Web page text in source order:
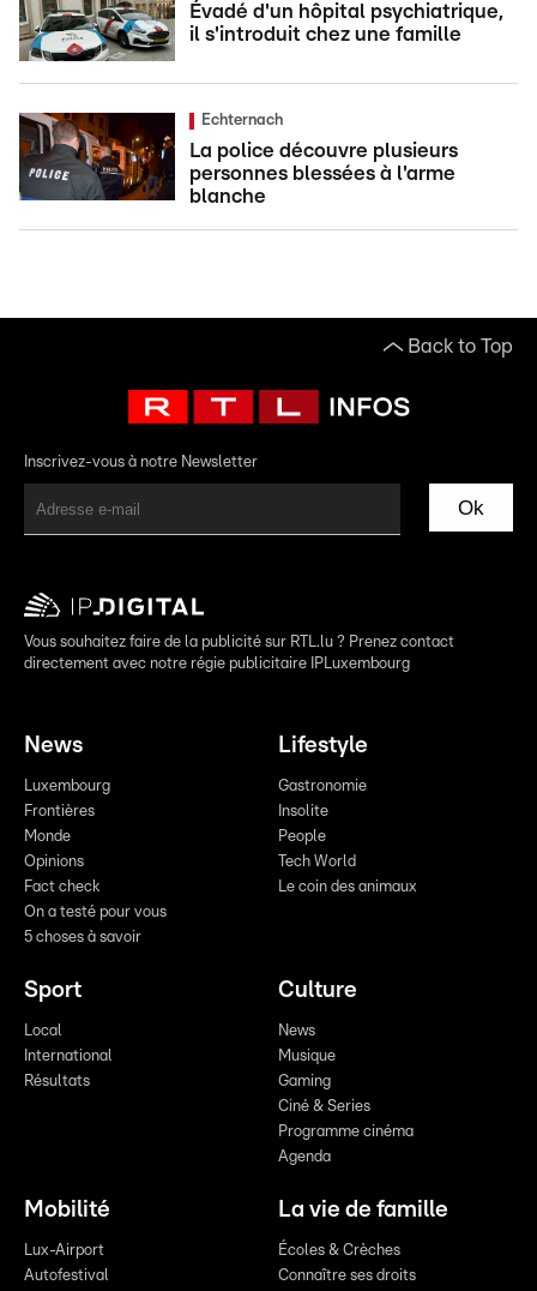
Évadé d'un hôpital psychiatrique,
il s'introduit chez une famille
Echternach
La police découvre plusieurs
personnes blessées à l'arme
blanche
Back to Top
Inscrivez-vous à notre Newsletter
Ok
Vous souhaitez faire de la publicité sur RTL.lu ? Prenez contact
directement avec notre régie publicitaire IPLuxembourg
News
Luxembourg
Frontières
Monde
Opinions
Fact check
On a testé pour vous
5 choses à savoir
Lifestyle
Gastronomie
Insolite
People
Tech World
Le coin des animaux
Sport
Local
International
Résultats
Culture
News
Musique
Gaming
Ciné & Series
Programme cinéma
Agenda
Mobilité
Lux-Airport
Autofestival
La vie de famille
Écoles & Crèches
Connaître ses droits